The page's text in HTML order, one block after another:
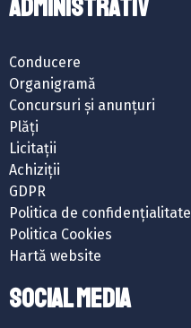
ADMINISTRATIV
Conducere
Organigramă
Concursuri și anunțuri
Plăți
Licitații
Achiziții
GDPR
Politica de confidențialitate
Politica Cookies
Hartă website
SOCIAL MEDIA